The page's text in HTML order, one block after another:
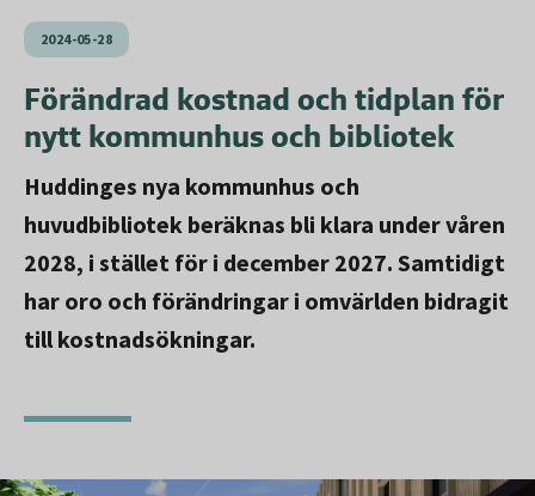
2024-05-28
Förändrad kostnad och tidplan för
nytt kommunhus och bibliotek
Huddinges nya kommunhus och
huvudbibliotek beräknas bli klara under våren
2028, i stället för i december 2027. Samtidigt
har oro och förändringar i omvärlden bidragit
till kostnadsökningar.